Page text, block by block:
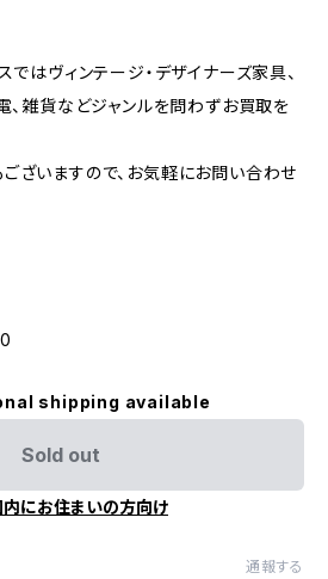
ではヴィンテージ・デザイナーズ家具、
、雑貨などジャンルを問わずお買取を
ざいますので、お気軽にお問い合わせ
shipping available
Sold out
内にお住まいの方向け
通報する